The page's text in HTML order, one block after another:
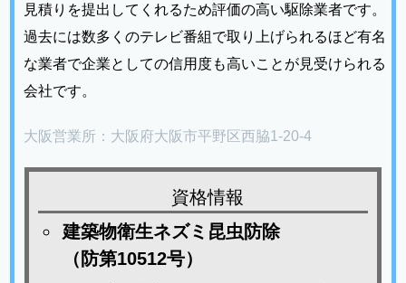
見積りを提出してくれるため評価の高い駆除業者です。
過去には数多くのテレビ番組で取り上げられるほど有名
な業者で企業としての信用度も高いことが見受けられる
会社です。
大阪営業所：大阪府大阪市平野区西脇1-20-4
資格情報
建築物衛生ネズミ昆虫防除
（防第10512号）